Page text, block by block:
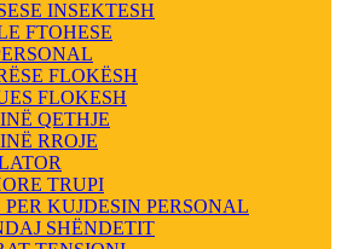
INSEKTESH
FTOHESE
FLOKËSH
FLOKESH
QETHJE
RROJE
TRUPI
PER KUJDESIN PERSONAL
SHËNDETIT